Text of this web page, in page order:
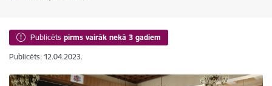
Publicēts pirms vairāk nekā 3 gadiem
Publicēts: 12.04.2023.